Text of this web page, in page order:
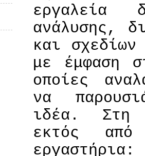
εργαλεία
ανάλυσης,
και
με έμφαση
οποίες
να
ιδέα. Στη
εκτός